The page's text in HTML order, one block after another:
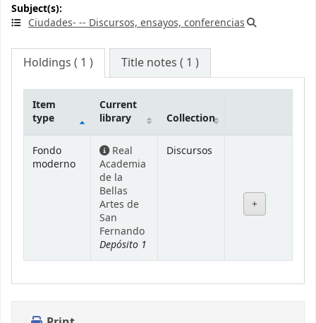
Subject(s):
Ciudades- -- Discursos, ensayos, conferencias
Holdings ( 1 ) Title notes ( 1 )
Holdings
Item
type
Current
library
Collection
Fondo
moderno
Real
Academia
de la
Bellas
Artes de
San
Fernando
Depósito 1
Discursos